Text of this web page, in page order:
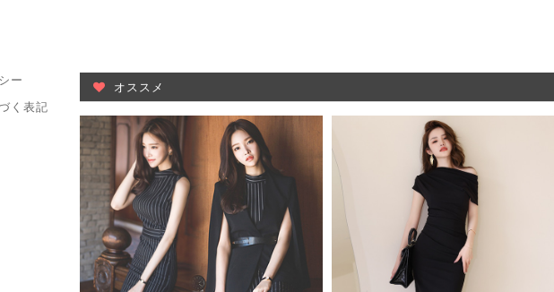
ー
く表記
オススメ